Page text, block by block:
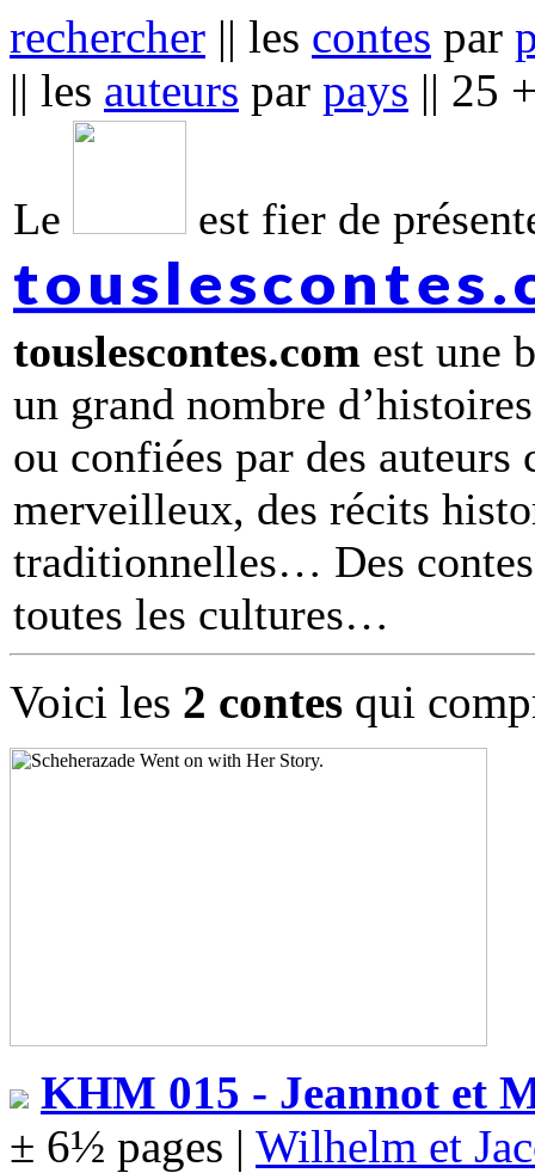
rechercher || les contes par
|| les auteurs par pays || 25
Le est fier de
touslescontes.com est une
un grand nombre
ou confiées par des
merveilleux, des récits
traditionnelles… Des
toutes les cultures
Voici les 2 contes qui
KHM 015 - Jeannot et
± 6½ pages | Wilhelm et